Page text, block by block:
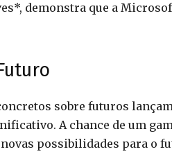
demonstra que a
sobre futuros
A chance de um
possibilidades para o